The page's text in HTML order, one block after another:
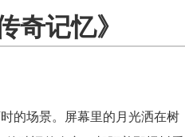
奇记忆》
的场景。屏幕里的月光洒在树